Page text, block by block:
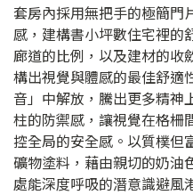
套房內採用無把手的極簡門
感，建構書小坪數住宅裡的
廊道的比例，以及建材的收
構出視覺與體感的最佳舒適
音」中解放，騰出更多精神
柱的防禦感，讓視覺在格柵
控全局的安全感。以質樸但
礦物塗料，藉由親切的奶油
處能深度呼吸的潛意識避風